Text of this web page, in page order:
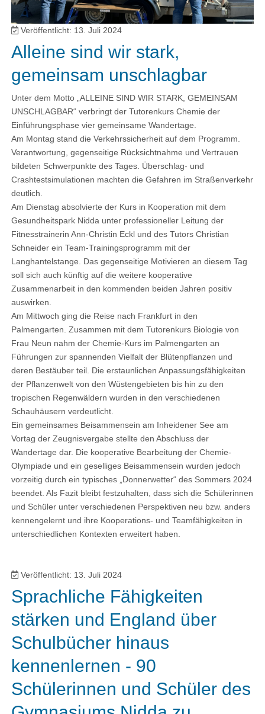
Veröffentlicht: 13. Juli 2024
Alleine sind wir stark,
gemeinsam unschlagbar
Unter dem Motto „ALLEINE SIND WIR STARK, GEMEINSAM
UNSCHLAGBAR“ verbringt der Tutorenkurs Chemie der
Einführungsphase vier gemeinsame Wandertage.
Am Montag stand die Verkehrssicherheit auf dem Programm.
Verantwortung, gegenseitige Rücksichtnahme und Vertrauen
bildeten Schwerpunkte des Tages. Überschlag- und
Crashtestsimulationen machten die Gefahren im Straßenverkehr
deutlich.
Am Dienstag absolvierte der Kurs in Kooperation mit dem
Gesundheitspark Nidda unter professioneller Leitung der
Fitnesstrainerin Ann-Christin Eckl und des Tutors Christian
Schneider ein Team-Trainingsprogramm mit der
Langhantelstange. Das gegenseitige Motivieren an diesem Tag
soll sich auch künftig auf die weitere kooperative
Zusammenarbeit in den kommenden beiden Jahren positiv
auswirken.
Am Mittwoch ging die Reise nach Frankfurt in den
Palmengarten. Zusammen mit dem Tutorenkurs Biologie von
Frau Neun nahm der Chemie-Kurs im Palmengarten an
Führungen zur spannenden Vielfalt der Blütenpflanzen und
deren Bestäuber teil. Die erstaunlichen Anpassungsfähigkeiten
der Pflanzenwelt von den Wüstengebieten bis hin zu den
tropischen Regenwäldern wurden in den verschiedenen
Schauhäusern verdeutlicht.
Ein gemeinsames Beisammensein am Inheidener See am
Vortag der Zeugnisvergabe stellte den Abschluss der
Wandertage dar. Die kooperative Bearbeitung der Chemie-
Olympiade und ein geselliges Beisammensein wurden jedoch
vorzeitig durch ein typisches „Donnerwetter“ des Sommers 2024
beendet. Als Fazit bleibt festzuhalten, dass sich die Schülerinnen
und Schüler unter verschiedenen Perspektiven neu bzw. anders
kennengelernt und ihre Kooperations- und Teamfähigkeiten in
unterschiedlichen Kontexten erweitert haben.
Veröffentlicht: 13. Juli 2024
Sprachliche Fähigkeiten
stärken und England über
Schulbücher hinaus
kennenlernen - 90
Schülerinnen und Schüler des